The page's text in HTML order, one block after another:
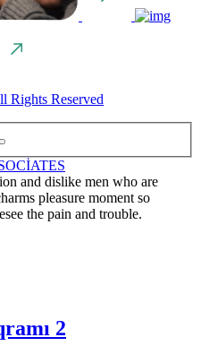
Rights Reserved
and dislike men who are
pleasure moment so
the pain and trouble.
2